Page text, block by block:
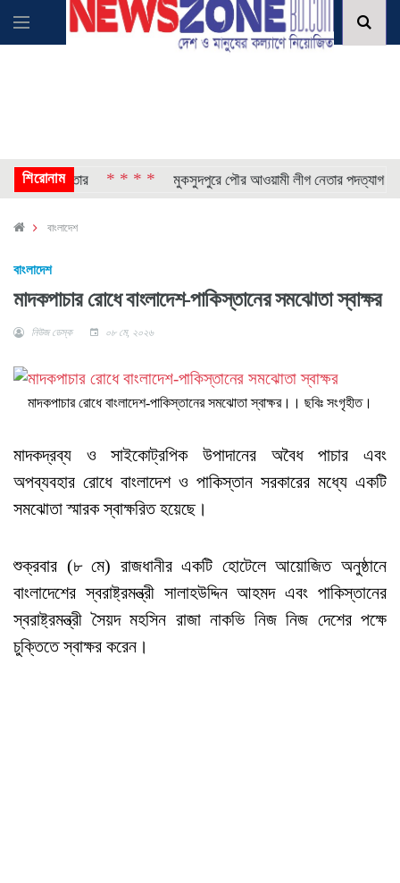
শিরোনাম
গ্রেপ্তার * * * * মুকসুদপুরে পৌর আওয়ামী লীগ নেতার পদত্যাগ * *
বাংলাদেশ
বাংলাদেশ
মাদকপাচার রোধে বাংলাদেশ-পাকিস্তানের সমঝোতা স্বাক্ষর
নিউজ ডেস্ক ০৮ মে, ২০২৬
মাদকপাচার রোধে বাংলাদেশ-পাকিস্তানের সমঝোতা স্বাক্ষর।। ছবিঃ সংগৃহীত।
মাদকদ্রব্য ও সাইকোট্রপিক উপাদানের অবৈধ পাচার এবং
অপব্যবহার রোধে বাংলাদেশ ও পাকিস্তান সরকারের মধ্যে একটি
সমঝোতা স্মারক স্বাক্ষরিত হয়েছে।
শুক্রবার (৮ মে) রাজধানীর একটি হোটেলে আয়োজিত অনুষ্ঠানে
বাংলাদেশের স্বরাষ্ট্রমন্ত্রী সালাহউদ্দিন আহমদ এবং পাকিস্তানের
স্বরাষ্ট্রমন্ত্রী সৈয়দ মহসিন রাজা নাকভি নিজ নিজ দেশের পক্ষে
চুক্তিতে স্বাক্ষর করেন।